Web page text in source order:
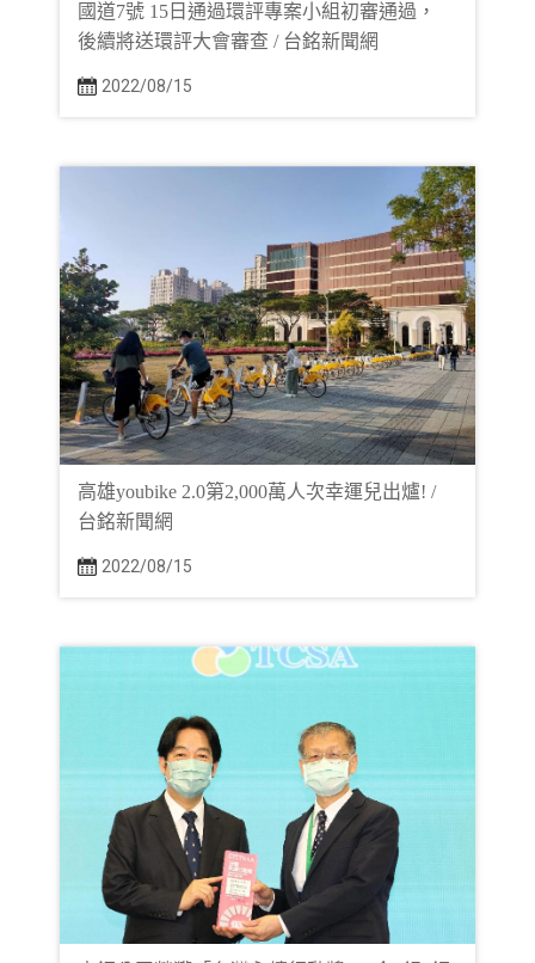
國道7號 15日通過環評專案小組初審通過，
後續將送環評大會審查 / 台銘新聞網
2022/08/15
高雄youbike 2.0第2,000萬人次幸運兒出爐! /
台銘新聞網
2022/08/15